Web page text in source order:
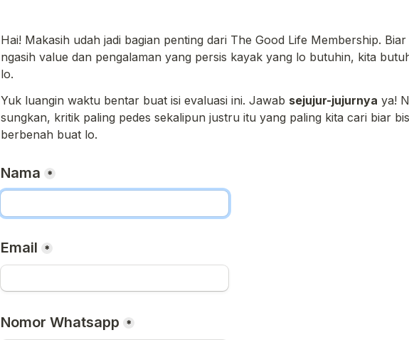
Hai! Makasih udah jadi bagian penting dari The Good Life Membership.
ngasih value dan pengalaman yang persis kayak yang lo butuhin, kita
lo.
Yuk luangin waktu bentar buat isi evaluasi ini. Jawab sejujur-jujurnya ya!
sungkan, kritik paling pedes sekalipun justru itu yang paling kita cari biar
berbenah buat lo.
Nama *
Email *
Nomor Whatsapp *